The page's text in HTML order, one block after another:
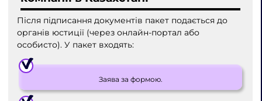
Після підписання документів пакет подається до
органів юстиції (через онлайн-портал або
особисто). У пакет входять:
Заява за формою.